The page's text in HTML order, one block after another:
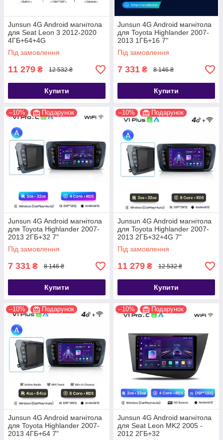
Junsun 4G Android магнітола
для Seat Leon 3 2012-2020
4ГБ+64+4G
Під замовлення
11 279 ₴ 12 532 ₴
Купити
Junsun 4G Android магнітола
для Toyota Highlander 2007-
2013 1ГБ+16 7"
Під замовлення
7 331 ₴ 8 146 ₴
Купити
–10% Подарунок
Junsun 4G Android магнітола
для Toyota Highlander 2007-
2013 2ГБ+32 7"
Під замовлення
7 331 ₴ 8 146 ₴
Купити
–10% Подарунок
Junsun 4G Android магнітола
для Toyota Highlander 2007-
2013 2ГБ+32+4G 7"
Під замовлення
11 279 ₴ 12 532 ₴
Купити
–10% Подарунок
Junsun 4G Android магнітола
для Toyota Highlander 2007-
2013 4ГБ+64 7"
–10% Подарунок
Junsun 4G Android магнітола
для Seat Leon MK2 2005 -
2012 2ГБ+32